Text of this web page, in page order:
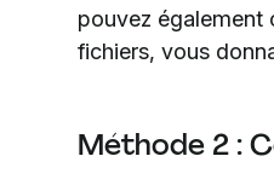
pouvez également
fichiers, vous
Méthode 2 :